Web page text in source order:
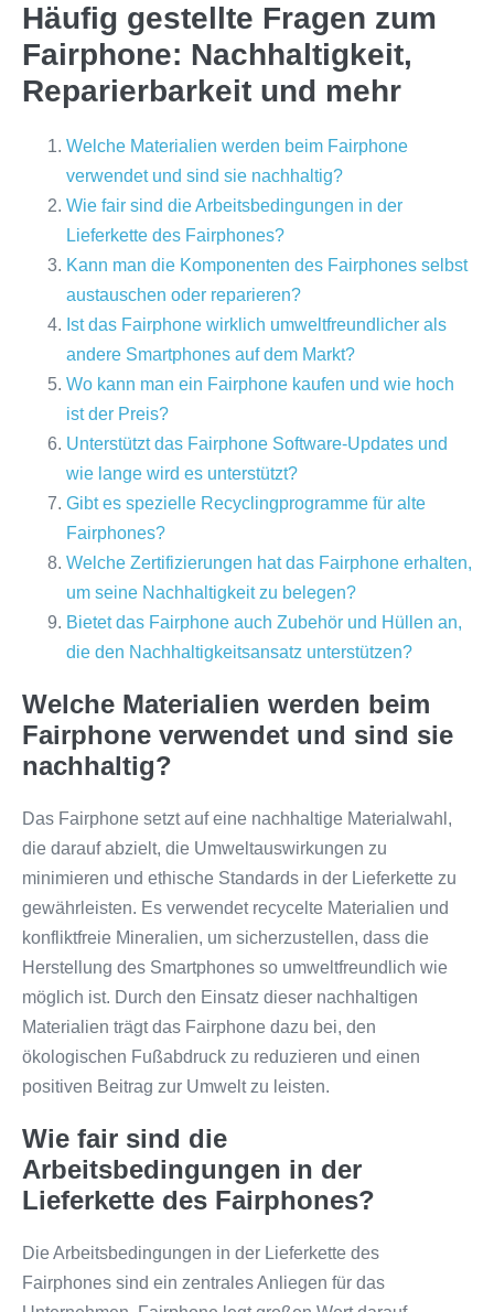
Häufig gestellte Fragen zum
Fairphone: Nachhaltigkeit,
Reparierbarkeit und mehr
Welche Materialien werden beim Fairphone
verwendet und sind sie nachhaltig?
Wie fair sind die Arbeitsbedingungen in der
Lieferkette des Fairphones?
Kann man die Komponenten des Fairphones selbst
austauschen oder reparieren?
Ist das Fairphone wirklich umweltfreundlicher als
andere Smartphones auf dem Markt?
Wo kann man ein Fairphone kaufen und wie hoch
ist der Preis?
Unterstützt das Fairphone Software-Updates und
wie lange wird es unterstützt?
Gibt es spezielle Recyclingprogramme für alte
Fairphones?
Welche Zertifizierungen hat das Fairphone erhalten,
um seine Nachhaltigkeit zu belegen?
Bietet das Fairphone auch Zubehör und Hüllen an,
die den Nachhaltigkeitsansatz unterstützen?
Welche Materialien werden beim
Fairphone verwendet und sind sie
nachhaltig?
Das Fairphone setzt auf eine nachhaltige Materialwahl,
die darauf abzielt, die Umweltauswirkungen zu
minimieren und ethische Standards in der Lieferkette zu
gewährleisten. Es verwendet recycelte Materialien und
konfliktfreie Mineralien, um sicherzustellen, dass die
Herstellung des Smartphones so umweltfreundlich wie
möglich ist. Durch den Einsatz dieser nachhaltigen
Materialien trägt das Fairphone dazu bei, den
ökologischen Fußabdruck zu reduzieren und einen
positiven Beitrag zur Umwelt zu leisten.
Wie fair sind die
Arbeitsbedingungen in der
Lieferkette des Fairphones?
Die Arbeitsbedingungen in der Lieferkette des
Fairphones sind ein zentrales Anliegen für das